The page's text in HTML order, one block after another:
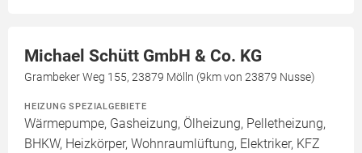
Michael Schütt GmbH & Co. KG
Grambeker Weg 155, 23879 Mölln (9km von 23879 Nusse)
HEIZUNG SPEZIALGEBIETE
Wärmepumpe, Gasheizung, Ölheizung, Pelletheizung,
BHKW, Heizkörper, Wohnraumlüftung, Elektriker, KFZ